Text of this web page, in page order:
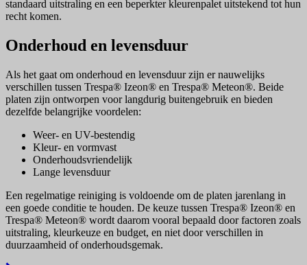
standaard uitstraling en een beperkter kleurenpalet uitstekend tot hun
recht komen.
Onderhoud en levensduur
Als het gaat om onderhoud en levensduur zijn er nauwelijks
verschillen tussen Trespa® Izeon® en Trespa® Meteon®. Beide
platen zijn ontworpen voor langdurig buitengebruik en bieden
dezelfde belangrijke voordelen:
Weer- en UV-bestendig
Kleur- en vormvast
Onderhoudsvriendelijk
Lange levensduur
Een regelmatige reiniging is voldoende om de platen jarenlang in
een goede conditie te houden. De keuze tussen Trespa® Izeon® en
Trespa® Meteon® wordt daarom vooral bepaald door factoren zoals
uitstraling, kleurkeuze en budget, en niet door verschillen in
duurzaamheid of onderhoudsgemak.